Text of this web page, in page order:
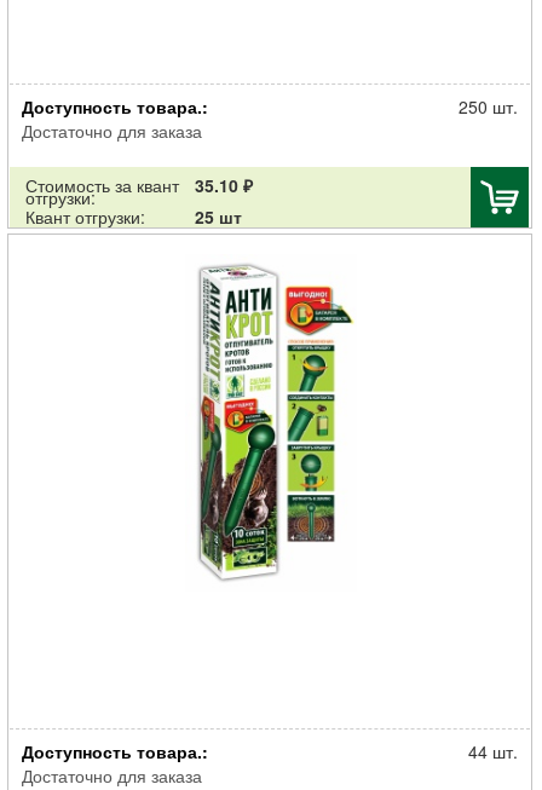
Родентицид АЛТ К_С от домовых мышей гранулы 100г
Доступность товара.:
Достаточно для заказа
250 шт.
Стоимость за квант
отгрузки:
35.10 ₽
Квант отгрузки:
25 шт
Отпугиватель ГРИН БЭЛТ АнтиКрот от кротов ультразвуковой на
Доступность товара.:
Достаточно для заказа
44 шт.